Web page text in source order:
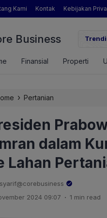
Kami Kontak Kebijakan
Business
Amran?
Finansial Properti
› Pertanian
dalam
Lahan
syarif@corebusiness
2024 09:07 . 1 min read